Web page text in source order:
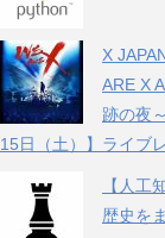
X
ARE X
跡の夜
15日（土）】ライブ
【人工
歴史を